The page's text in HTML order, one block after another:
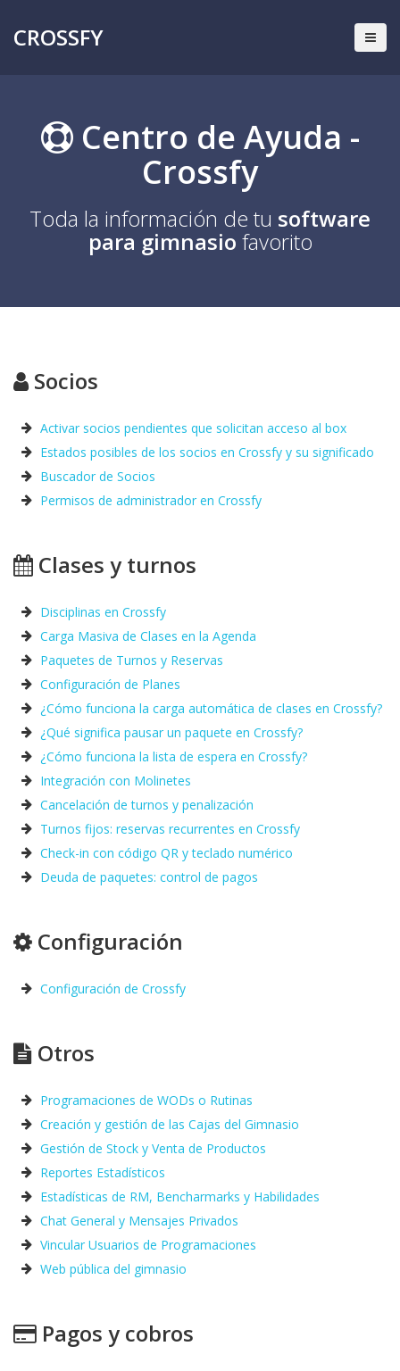
CROSSFY
Centro de Ayuda -
Crossfy
Toda la información de tu software
para gimnasio favorito
Socios
Activar socios pendientes que solicitan acceso al box
Estados posibles de los socios en Crossfy y su significado
Buscador de Socios
Permisos de administrador en Crossfy
Clases y turnos
Disciplinas en Crossfy
Carga Masiva de Clases en la Agenda
Paquetes de Turnos y Reservas
Configuración de Planes
¿Cómo funciona la carga automática de clases en Crossfy?
¿Qué significa pausar un paquete en Crossfy?
¿Cómo funciona la lista de espera en Crossfy?
Integración con Molinetes
Cancelación de turnos y penalización
Turnos fijos: reservas recurrentes en Crossfy
Check-in con código QR y teclado numérico
Deuda de paquetes: control de pagos
Configuración
Configuración de Crossfy
Otros
Programaciones de WODs o Rutinas
Creación y gestión de las Cajas del Gimnasio
Gestión de Stock y Venta de Productos
Reportes Estadísticos
Estadísticas de RM, Bencharmarks y Habilidades
Chat General y Mensajes Privados
Vincular Usuarios de Programaciones
Web pública del gimnasio
Pagos y cobros